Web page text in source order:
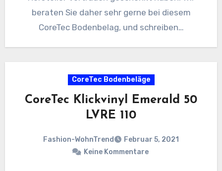
beraten Sie daher sehr gerne bei diesem
CoreTec Bodenbelag, und schreiben…
CoreTec Bodenbeläge
CoreTec Klickvinyl Emerald 50
LVRE 110
Fashion-WohnTrend
Februar 5, 2021
Keine Kommentare